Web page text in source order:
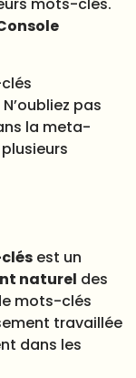
pas
la meta-
est un
naturel des
mots-clés
travaillée
dans les